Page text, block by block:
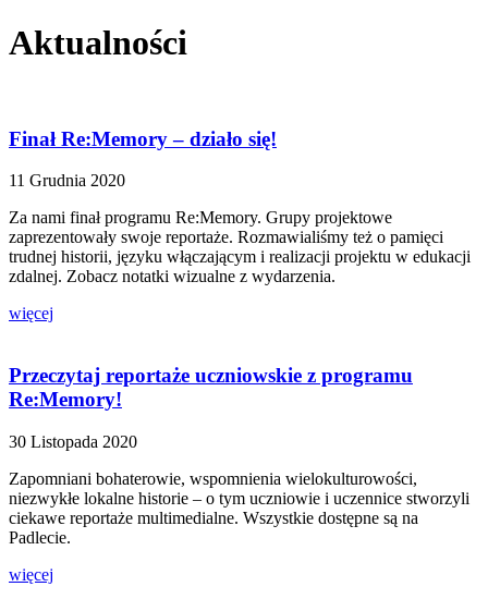
Aktualności
Finał Re:Memory – działo się!
11 Grudnia 2020
Za nami finał programu Re:Memory. Grupy projektowe
zaprezentowały swoje reportaże. Rozmawialiśmy też o pamięci
trudnej historii, języku włączającym i realizacji projektu w edukacji
zdalnej. Zobacz notatki wizualne z wydarzenia.
więcej
Przeczytaj reportaże uczniowskie z programu
Re:Memory!
30 Listopada 2020
Zapomniani bohaterowie, wspomnienia wielokulturowości,
niezwykłe lokalne historie – o tym uczniowie i uczennice stworzyli
ciekawe reportaże multimedialne. Wszystkie dostępne są na
Padlecie.
więcej